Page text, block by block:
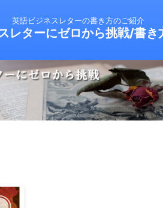
英語ビジネスレターの書き方のご紹介
レターにゼロから挑戦/書き